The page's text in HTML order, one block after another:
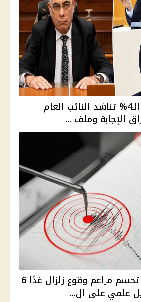
أسرة ريم طالبة الـ4% تناشد النائب العام
الإجابة وملف ...
البحوث الفلكية تحسم مزاعم وقوع زلزال غدًا 6
علمي على ال...